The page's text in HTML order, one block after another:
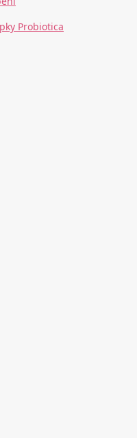
Probiotica